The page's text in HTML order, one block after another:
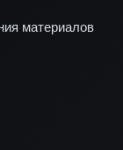
материалов